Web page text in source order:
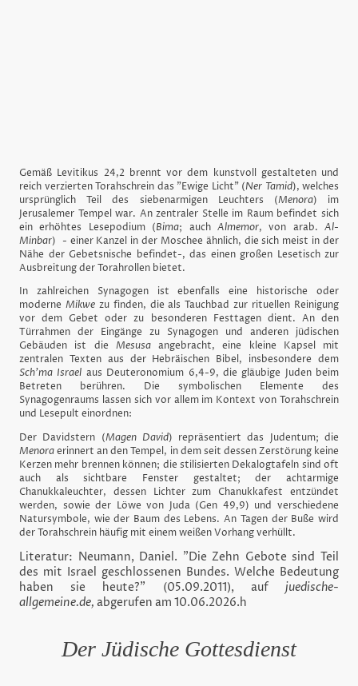
Gemäß Levitikus 24,2 brennt vor dem kunstvoll gestalteten und
reich verzierten Torahschrein das "Ewige Licht" (Ner Tamid), welches
ursprünglich Teil des siebenarmigen Leuchters (Menora) im
Jerusalemer Tempel war. An zentraler Stelle im Raum befindet sich
ein erhöhtes Lesepodium (Bima; auch Almemor, von arab. Al-
Minbar) - einer Kanzel in der Moschee ähnlich, die sich meist in der
Nähe der Gebetsnische befindet-, das einen großen Lesetisch zur
Ausbreitung der Torahrollen bietet.
In zahlreichen Synagogen ist ebenfalls eine historische oder
moderne Mikwezu finden, die als Tauchbad zur rituellen Reinigung
vor dem Gebet oder zu besonderen Festtagen dient. An den
Türrahmen der Eingänge zu Synagogen und anderen jüdischen
Gebäuden ist die Mesusaangebracht, eine kleine Kapsel mit
zentralen Texten aus der Hebräischen Bibel, insbesondere dem
Sch'ma Israel aus Deuteronomium 6,4-9, die gläubige Juden beim
Betreten berühren. Die symbolischen Elemente des
Synagogenraums lassen sich vor allem im Kontext von Torahschrein
und Lesepult einordnen:
Der Davidstern (Magen David) repräsentiert das Judentum; die
Menoraerinnert an den Tempel, in dem seit dessen Zerstörung keine
Kerzen mehr brennen können; die stilisierten Dekalogtafeln sind oft
auch als sichtbare Fenster gestaltet; der achtarmige
Chanukkaleuchter, dessen Lichter zum Chanukkafest entzündet
werden, sowie der Löwe von Juda (Gen 49,9) und verschiedene
Natursymbole, wie der Baum des Lebens. An Tagen der Buße wird
der Torahschrein häufig mit einem weißen Vorhang verhüllt.
Literatur: Neumann, Daniel. "Die Zehn Gebote sind Teil
des mit Israel geschlossenen Bundes. Welche Bedeutung
haben sie heute?" (05.09.2011), auf juedische-
allgemeine.de, abgerufen am 10.06.2026.h
Der Jüdische Gottesdienst